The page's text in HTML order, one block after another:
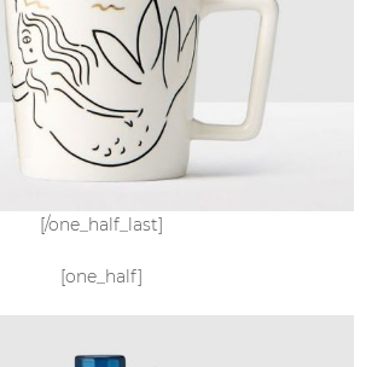
[/one_half_last]
[one_half]